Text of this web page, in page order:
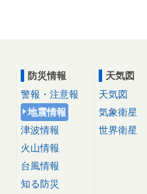
防災情報
警報・注意報
地震情報
津波情報
火山情報
台風情報
知る防災
天気図
天気図
気象衛星
世界衛星